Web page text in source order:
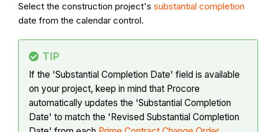
Select the construction project'ssubstantial completion
date from the calendar control.
TIP
If the 'Substantial Completion Date' field is available
on your project, keep in mind that Procore
automatically updates the 'Substantial Completion
Date' to match the 'Revised Substantial Completion